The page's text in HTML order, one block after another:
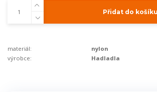
Přidat do košíku
materiál:
nylon
výrobce:
Hadladla